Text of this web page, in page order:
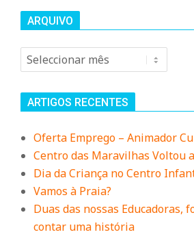
á
r
o
d
ARQUIVO
Arquivo
ARTIGOS RECENTES
Oferta Emprego – Animador
Centro das Maravilhas Voltou
Dia da Criança no Centro
Vamos à Praia?
Duas das nossas Educadoras,
contar uma história